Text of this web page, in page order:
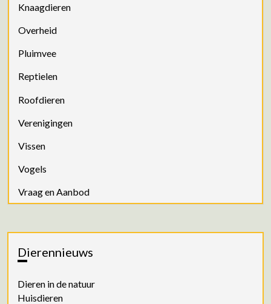
Knaagdieren
Overheid
Pluimvee
Reptielen
Roofdieren
Verenigingen
Vissen
Vogels
Vraag en Aanbod
Dierennieuws
Dieren in de natuur
Huisdieren